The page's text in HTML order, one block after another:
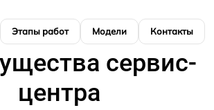
Этапы работ Модели Контакты
сервис-
центра